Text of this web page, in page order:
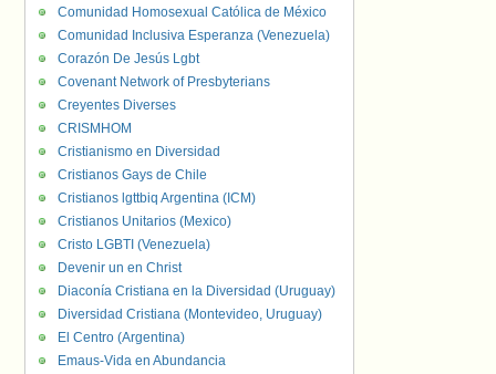
Comunidad Homosexual Católica de México
Comunidad Inclusiva Esperanza (Venezuela)
Corazón De Jesús Lgbt
Covenant Network of Presbyterians
Creyentes Diverses
CRISMHOM
Cristianismo en Diversidad
Cristianos Gays de Chile
Cristianos lgttbiq Argentina (ICM)
Cristianos Unitarios (Mexico)
Cristo LGBTI (Venezuela)
Devenir un en Christ
Diaconía Cristiana en la Diversidad (Uruguay)
Diversidad Cristiana (Montevideo, Uruguay)
El Centro (Argentina)
Emaus-Vida en Abundancia